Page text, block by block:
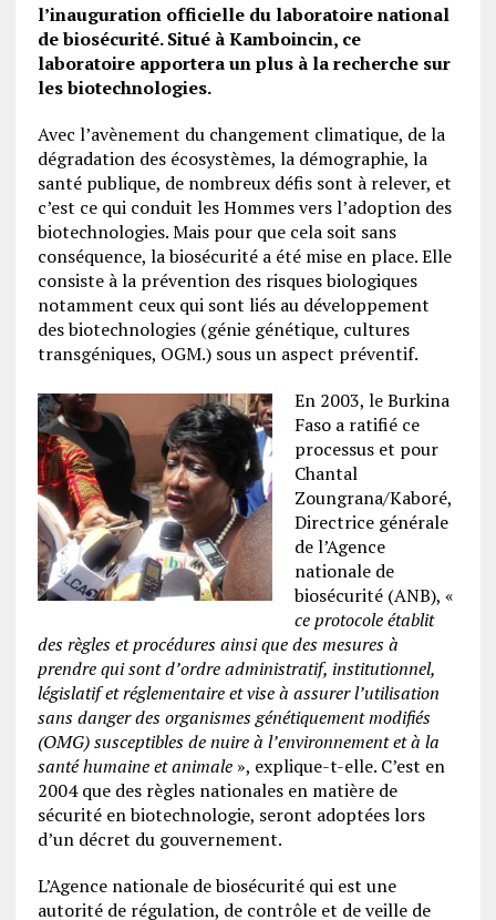
l’inauguration officielle du laboratoire national
de biosécurité. Situé à Kamboincin, ce
laboratoire apportera un plus à la recherche sur
les biotechnologies.
Avec l’avènement du changement climatique, de la
dégradation des écosystèmes, la démographie, la
santé publique, de nombreux défis sont à relever, et
c’est ce qui conduit les Hommes vers l’adoption des
biotechnologies. Mais pour que cela soit sans
conséquence, la biosécurité a été mise en place. Elle
consiste à la prévention des risques biologiques
notamment ceux qui sont liés au développement
des biotechnologies (génie génétique, cultures
transgéniques, OGM.) sous un aspect préventif.
En 2003, le Burkina
Faso a ratifié ce
processus et pour
Chantal
Zoungrana/Kaboré,
Directrice générale
de l’Agence
nationale de
biosécurité (ANB), «
ce protocole établit
des règles et procédures ainsi que des mesures à
prendre qui sont d’ordre administratif, institutionnel,
législatif et réglementaire et vise à assurer l’utilisation
sans danger des organismes génétiquement modifiés
(OMG) susceptibles de nuire à l’environnement et à la
santé humaine et animale », explique-t-elle. C’est en
2004 que des règles nationales en matière de
sécurité en biotechnologie, seront adoptées lors
d’un décret du gouvernement.
L’Agence nationale de biosécurité qui est une
autorité de régulation, de contrôle et de veille de